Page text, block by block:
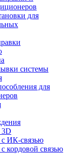
для
системы
для
3D
с ИК-связью
кордовой связью